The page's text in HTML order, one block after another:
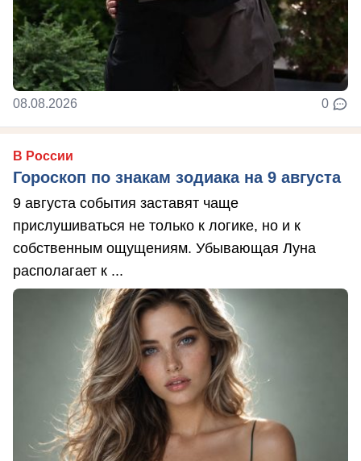
08.08.2026 0
В России
Гороскоп по знакам зодиака на 9 августа
9 августа события заставят чаще
прислушиваться не только к логике, но и к
собственным ощущениям. Убывающая Луна
располагает к ...